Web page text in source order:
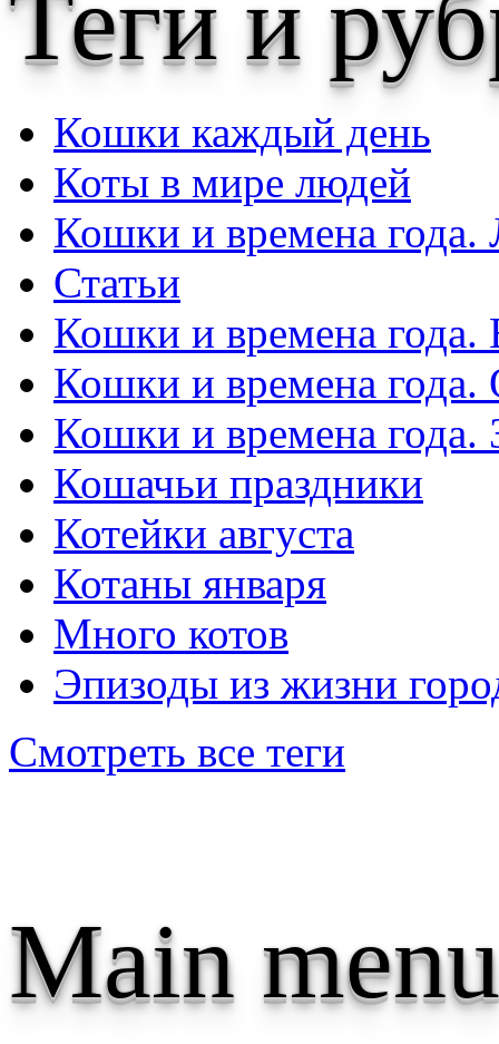
Кошки каждый день
Коты в мире людей
Кошки и времена года.
Статьи
Кошки и времена года.
Кошки и времена года.
Кошки и времена года.
Кошачьи праздники
Котейки августа
Котаны января
Много котов
Эпизоды из жизни
Смотреть все теги
Main